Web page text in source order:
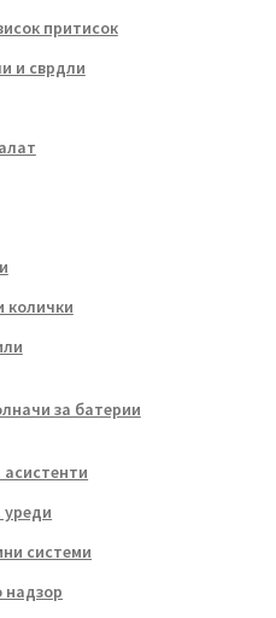
притисок
и сврдли
колички
за батерии
уреди
системи
надзор